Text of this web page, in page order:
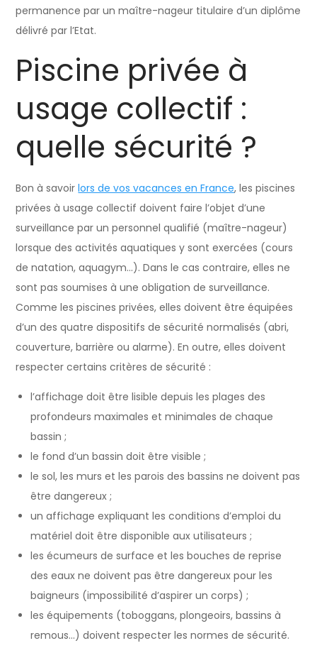
permanence par un maître-nageur titulaire d’un diplôme
délivré par l’Etat.
Piscine privée à
usage collectif :
quelle sécurité ?
Bon à savoirlors de vos vacances en France, les piscines
privées à usage collectif doivent faire l’objet d’une
surveillance par un personnel qualifié (maître-nageur)
lorsque des activités aquatiques y sont exercées (cours
de natation, aquagym…). Dans le cas contraire, elles ne
sont pas soumises à une obligation de surveillance.
Comme les piscines privées, elles doivent être équipées
d’un des quatre dispositifs de sécurité normalisés (abri,
couverture, barrière ou alarme). En outre, elles doivent
respecter certains critères de sécurité :
l’affichage doit être lisible depuis les plages des
profondeurs maximales et minimales de chaque
bassin ;
le fond d’un bassin doit être visible ;
le sol, les murs et les parois des bassins ne doivent pas
être dangereux ;
un affichage expliquant les conditions d’emploi du
matériel doit être disponible aux utilisateurs ;
les écumeurs de surface et les bouches de reprise
des eaux ne doivent pas être dangereux pour les
baigneurs (impossibilité d’aspirer un corps) ;
les équipements (toboggans, plongeoirs, bassins à
remous…) doivent respecter les normes de sécurité.